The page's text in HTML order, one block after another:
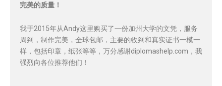
完美的质量！
我于2015年从Andy这里购买了一份加州大学的文凭，服务
周到，制作完美，全球包邮，主要的收到和真实证书一模一
样，包括印章，纸张等等，万分感谢diplomashelp.com，我
强烈向各位推荐他们！